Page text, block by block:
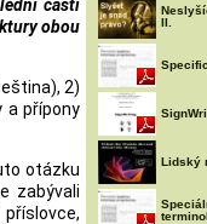
části
obou
2)
a přípony
otázku
zabývali
II.
Lidský